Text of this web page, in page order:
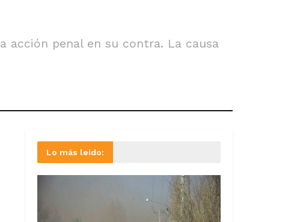
penal en su contra. La causa
Lo más leído: